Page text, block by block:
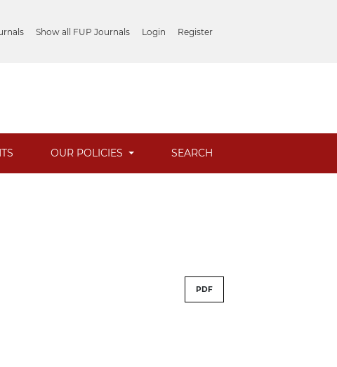
Show all FUP Journals Login Register
OUR POLICIES SEARCH
PDF